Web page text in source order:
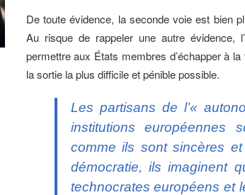
De toute évidence, la seconde voie est bien
Au risque de rappeler une autre évidence,
permettre aux États membres d’échapper à
la sortie la plus difficile et pénible possible.
Les partisans de l’«
institutions européennes
comme ils sont sincères
démocratie, ils imaginent
technocrates européens et